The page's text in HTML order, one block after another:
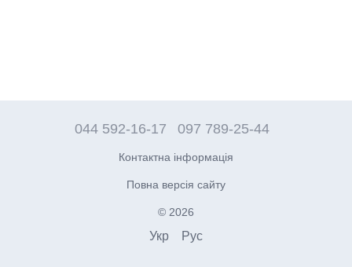
044 592-16-17 097 789-25-44
Контактна інформація
Повна версія сайту
© 2026
Укр Рус